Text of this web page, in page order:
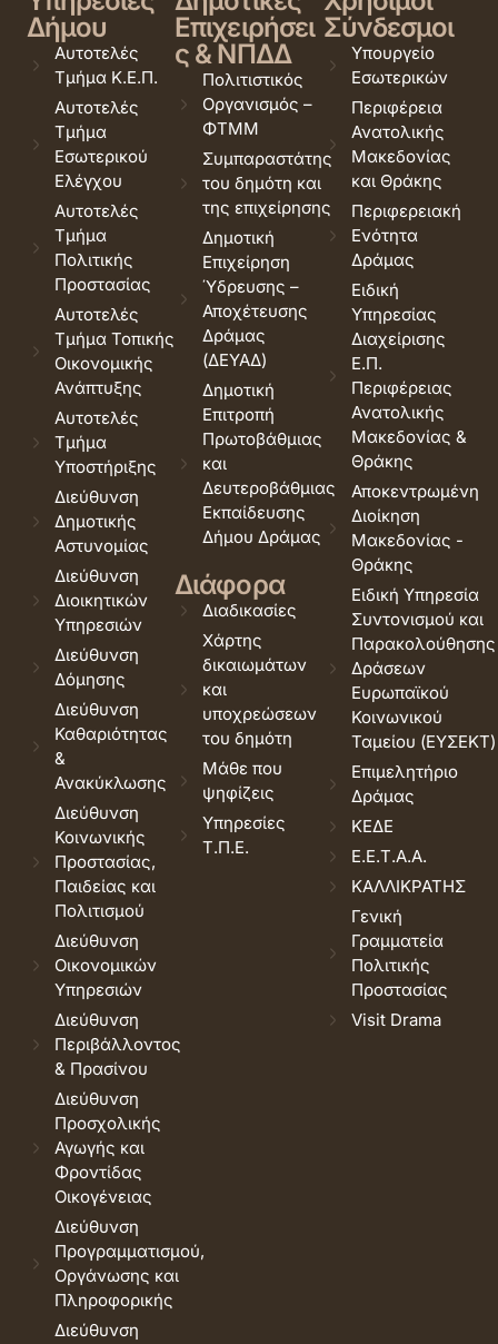
Δήμου
Αυτοτελές
Τμήμα Κ.Ε.Π.
Αυτοτελές
Τμήμα
Εσωτερικού
Ελέγχου
Αυτοτελές
Τμήμα
Πολιτικής
Προστασίας
Αυτοτελές
Τμήμα Τοπικής
Οικονομικής
Ανάπτυξης
Αυτοτελές
Τμήμα
Υποστήριξης
Διεύθυνση
Δημοτικής
Αστυνομίας
Διεύθυνση
Διοικητικών
Υπηρεσιών
Διεύθυνση
Δόμησης
Διεύθυνση
Καθαριότητας
&
Ανακύκλωσης
Διεύθυνση
Κοινωνικής
Προστασίας,
Παιδείας και
Πολιτισμού
Διεύθυνση
Οικονομικών
Υπηρεσιών
Διεύθυνση
Περιβάλλοντος
& Πρασίνου
Διεύθυνση
Προσχολικής
Αγωγής και
Φροντίδας
Οικογένειας
Διεύθυνση
Προγραμματισμού,
Οργάνωσης και
Πληροφορικής
Διεύθυνση
Επιχειρήσει
ς & ΝΠΔΔ
Πολιτιστικός
Οργανισμός –
ΦΤΜΜ
Συμπαραστάτης
του δημότη και
της επιχείρησης
Δημοτική
Επιχείρηση
Ύδρευσης –
Αποχέτευσης
Δράμας
(ΔΕΥΑΔ)
Δημοτική
Επιτροπή
Πρωτοβάθμιας
και
Δευτεροβάθμιας
Εκπαίδευσης
Δήμου Δράμας
Διάφορα
Διαδικασίες
Χάρτης
δικαιωμάτων
και
υποχρεώσεων
του δημότη
Μάθε που
ψηφίζεις
Υπηρεσίες
Τ.Π.Ε.
Σύνδεσμοι
Υπουργείο
Εσωτερικών
Περιφέρεια
Ανατολικής
Μακεδονίας
και Θράκης
Περιφερειακή
Ενότητα
Δράμας
Ειδική
Υπηρεσίας
Διαχείρισης
Ε.Π.
Περιφέρειας
Ανατολικής
Μακεδονίας &
Θράκης
Αποκεντρωμένη
Διοίκηση
Μακεδονίας -
Θράκης
Ειδική Υπηρεσία
Συντονισμού και
Παρακολούθησης
Δράσεων
Ευρωπαϊκού
Κοινωνικού
Ταμείου (ΕΥΣΕΚΤ)
Επιμελητήριο
Δράμας
ΚΕΔΕ
Ε.Ε.Τ.Α.Α.
ΚΑΛΛΙΚΡΑΤΗΣ
Γενική
Γραμματεία
Πολιτικής
Προστασίας
Visit Drama